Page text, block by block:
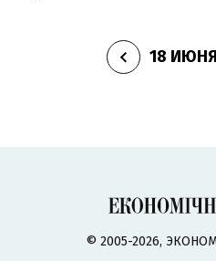
18
© 2005-2026,